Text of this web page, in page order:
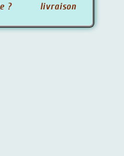
livraison